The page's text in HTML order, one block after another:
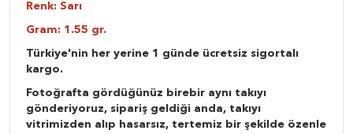
Renk: Sarı
Gram: 1.55 gr.
Türkiye'nin her yerine 1 günde ücretsiz sigortalı
kargo.
Fotoğrafta gördüğünüz birebir aynı takıyı
gönderiyoruz, sipariş geldiği anda, takıyı
vitrimizden alıp hasarsız, tertemiz bir şekilde özenle